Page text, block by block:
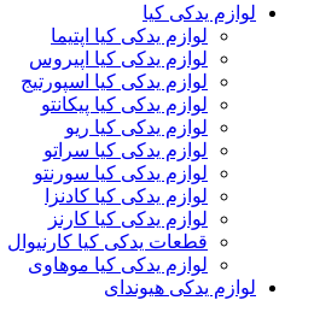
لوازم یدکی کیا
لوازم یدکی کیا اپتیما
لوازم یدکی کیا اپیروس
لوازم یدکی کیا اسپورتیج
لوازم یدکی کیا پیکانتو
لوازم یدکی کیا ریو
لوازم یدکی کیا سراتو
لوازم یدکی کیا سورنتو
لوازم یدکی کیا کادنزا
لوازم یدکی کیا کارنز
قطعات یدکی کیا کارنیوال
لوازم یدکی کیا موهاوی
لوازم یدکی هیوندای